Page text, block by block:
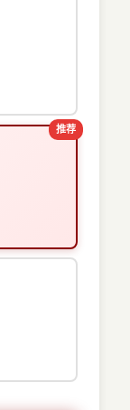
推荐